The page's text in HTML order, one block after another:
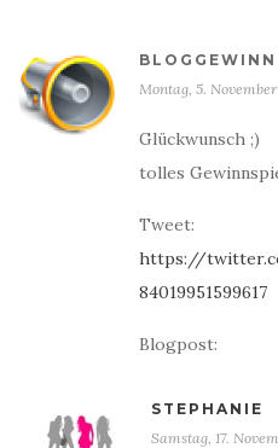
BLOGGEWINN
Montag, 5. November
Glückwunsch ;)
tolles
Tweet:
https://
84019951599617
Blogpost:
STEPHANIE
Samstag, 17.